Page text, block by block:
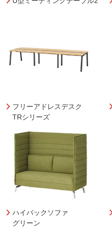
フリーアドレスデスク
TRシリーズ
ハイバックソファ
グリーン